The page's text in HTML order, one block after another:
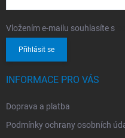
Vložením e-mailu souhlasíte s
Přihlásit se
INFORMACE PRO VÁS
Doprava a platba
Podmínky ochrany osobních